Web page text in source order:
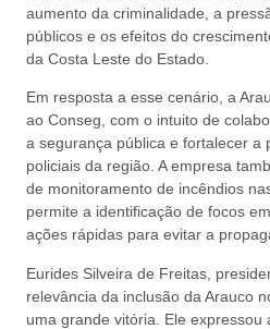
aumento da criminalidade, a
públicos e os efeitos do
da Costa Leste do Estado.
Em resposta a esse cenário, a
ao Conseg, com o intuito de
a segurança pública e fortalecer a
policiais da região. A empresa
de monitoramento de incêndios
permite a identificação de focos
ações rápidas para evitar a
Eurides Silveira de Freitas,
relevância da inclusão da Arauco
uma grande vitória. Ele